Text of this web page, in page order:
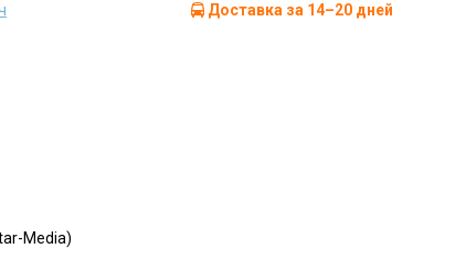
Media)
Доставка за 14–20 дней